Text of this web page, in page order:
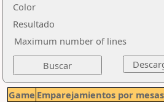
Color
Resultado
Maximum number of lines
Game Emparejamientos por mesas